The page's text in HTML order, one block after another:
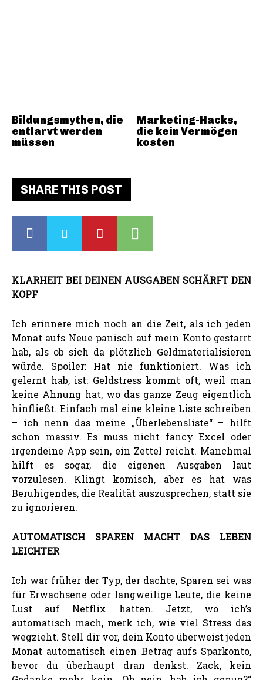
SHARE THIS POST
KLARHEIT BEI DEINEN AUSGABEN SCHÄRFT DEN
KOPF
Ich erinnere mich noch an die Zeit, als ich jeden
Monat aufs Neue panisch auf mein Konto gestarrt
hab, als ob sich da plötzlich Geldmaterialisieren
würde. Spoiler: Hat nie funktioniert. Was ich
gelernt hab, ist: Geldstress kommt oft, weil man
keine Ahnung hat, wo das ganze Zeug eigentlich
hinfließt. Einfach mal eine kleine Liste schreiben
– ich nenn das meine „Überlebensliste“ – hilft
schon massiv. Es muss nicht fancy Excel oder
irgendeine App sein, ein Zettel reicht. Manchmal
hilft es sogar, die eigenen Ausgaben laut
vorzulesen. Klingt komisch, aber es hat was
Beruhigendes, die Realität auszusprechen, statt sie
zu ignorieren.
AUTOMATISCH SPAREN MACHT DAS LEBEN
LEICHTER
Ich war früher der Typ, der dachte, Sparen sei was
für Erwachsene oder langweilige Leute, die keine
Lust auf Netflix hatten. Jetzt, wo ich’s
automatisch mach, merk ich, wie viel Stress das
wegzieht. Stell dir vor, dein Konto überweist jeden
Monat automatisch einen Betrag aufs Sparkonto,
bevor du überhaupt dran denkst. Zack, kein
Bildungsmythen, die
entlarvt werden
müssen
Marketing-Hacks,
die kein Vermögen
kosten